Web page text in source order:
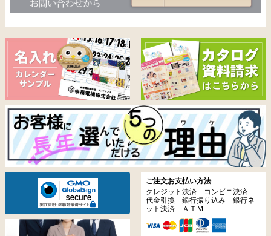
ご注文お支払い方法
クレジット決済 コンビニ決済
代金引換 銀行振り込み 銀行ネ
ット決済 ＡＴＭ